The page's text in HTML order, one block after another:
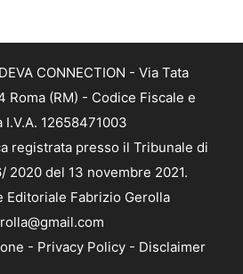
CONNECTION - Via Tata
Roma (RM) - Codice Fiscale e
I.V.A. 12658471003
registrata presso il Tribunale di
2020 del 13 novembre 2021.
Editoriale Fabrizio Gerolla
- Privacy Policy - Disclaimer